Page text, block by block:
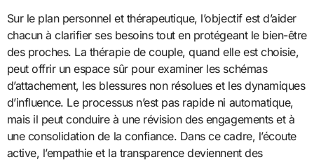
Sur le plan personnel et thérapeutique, l’objectif est d’aider
chacun à clarifier ses besoins tout en protégeant le bien-être
des proches. La thérapie de couple, quand elle est choisie,
peut offrir un espace sûr pour examiner les schémas
d’attachement, les blessures non résolues et les dynamiques
d’influence. Le processus n’est pas rapide ni automatique,
mais il peut conduire à une révision des engagements et à
une consolidation de la confiance. Dans ce cadre, l’écoute
active, l’empathie et la transparence deviennent des